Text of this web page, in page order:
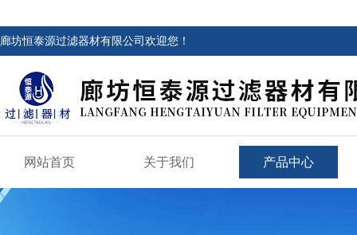
廊坊恒泰源过滤器材有限公司欢迎您！
网站首页 关于我们 产品中心